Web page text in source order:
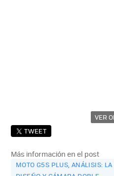
VER
TWEET
Más información en el post
MOTO G5S PLUS, ANÁLISIS: